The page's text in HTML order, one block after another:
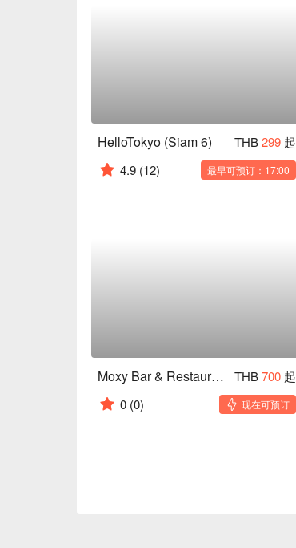
HelloTokyo (Siam 6) THB299 起
4.9 (12) 最早可预订：17:00
Moxy Bar & Restaurant (Ratchaprasong) THB700 起
0 (0) 现在可预订